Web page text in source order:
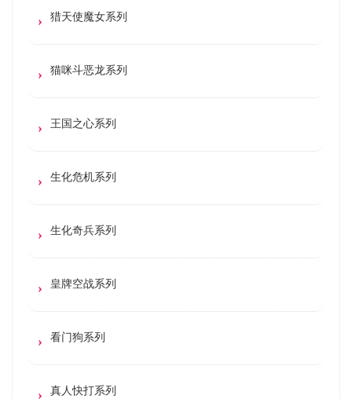
猎天使魔女系列
猫咪斗恶龙系列
王国之心系列
生化危机系列
生化奇兵系列
皇牌空战系列
看门狗系列
真人快打系列